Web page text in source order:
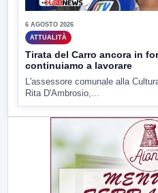
6 AGOSTO 2026
ATTUALITÀ
Tirata del Carro ancora in
continuiamo a lavorare
L'assessore comunale alla
Rita D'Ambrosio,...